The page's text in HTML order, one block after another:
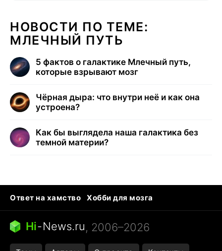
НОВОСТИ ПО ТЕМЕ:
МЛЕЧНЫЙ ПУТЬ
5 фактов о галактике Млечный путь,
которые взрывают мозг
Чёрная дыра: что внутри неё и как она
устроена?
Как бы выглядела наша галактика без
темной материи?
Ответ на хамство
Хобби для мозга
Бензин 100 и 95
Тунцы в океанариуме
Следующая пандемия
Hi-News.ru, 2006–2026